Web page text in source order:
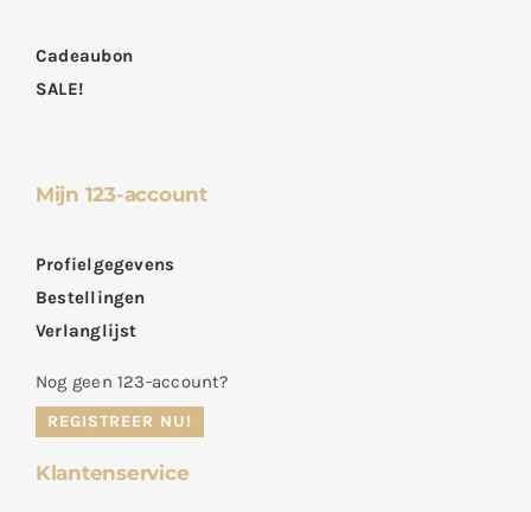
Cadeaubon
SALE!
Mijn 123-account
Profielgegevens
Bestellingen
Verlanglijst
Nog geen 123-account?
REGISTREER NU!
Klantenservice